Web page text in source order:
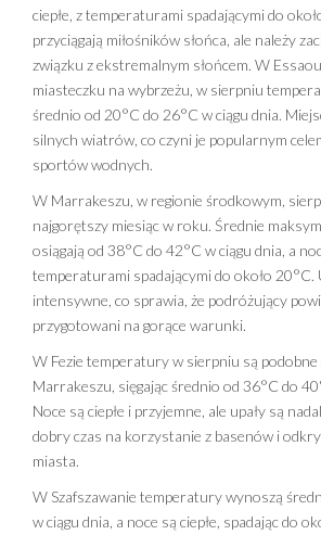
ciepłe, z temperaturami spadającymi do
przyciągają miłośników słońca, ale należy
związku z ekstremalnym słońcem. W
miasteczku na wybrzeżu, w sierpniu
średnio od 20°C do 26°C w ciągu dnia.
silnych wiatrów, co czyni je popularnym
sportów wodnych.
W Marrakeszu, w regionie środkowym,
najgorętszy miesiąc w roku. Średnie
osiągają od 38°C do 42°C w ciągu dnia, a
temperaturami spadającymi do około 20°C.
intensywne, co sprawia, że podróżujący
przygotowani na gorące warunki.
W Fezie temperatury w sierpniu są
Marrakeszu, sięgając średnio od 36°C do
Noce są ciepłe i przyjemne, ale upały są
dobry czas na korzystanie z basenów i
miasta.
W Szafszawanie temperatury wynoszą
w ciągu dnia, a noce są ciepłe, spadając do